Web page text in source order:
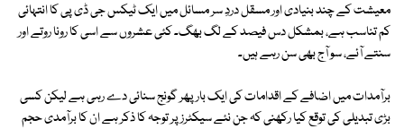
معیشت کے چند بنیادی اور مسقل دردِ سر مسائل میں ایک ٹیکس جی ڈی پی کا انتہائی
کم تناسب ہے، بمشکل دس فیصد کے لگ بھگ۔ کئی عشروں سے اسی کا رونا روتے اور
سنتے آئے، سو آج بھی سن رہے ہیں۔
برآمدات میں اضافے کے اقدامات کی ایک بار پھر گونج سنائی دے رہی ہے لیکن کسی
بڑی تبدیلی کی توقع کیا رکھنی کہ جن نئے سیکٹرز پر توجہ کا ذکر ہے ان کا برآمدی حجم